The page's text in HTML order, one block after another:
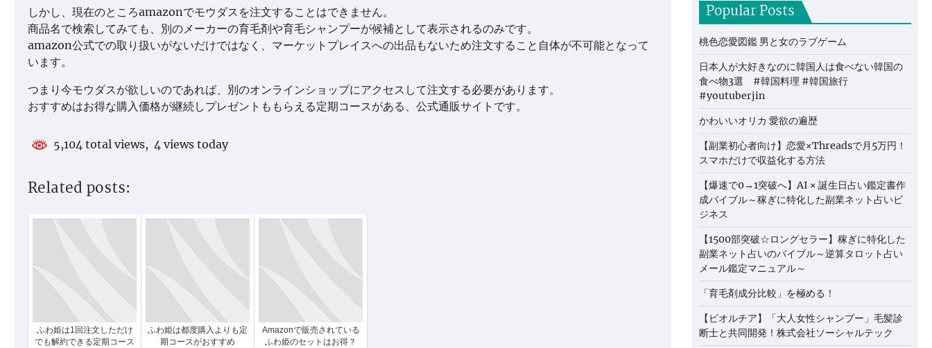
しかし、現在のところamazonでモウダスを注文することはできません。
商品名で検索してみても、別のメーカーの育毛剤や育毛シャンプーが候補として表示されるのみです。
amazon公式での取り扱いがないだけではなく、マーケットプレイスへの出品もないため注文すること自体が不可能となって
います。
つまり今モウダスが欲しいのであれば、別のオンラインショップにアクセスして注文する必要があります。
おすすめはお得な購入価格が継続しプレゼントももらえる定期コースがある、公式通販サイトです。
5,104 total views, 4 views today
Related posts:
ふわ姫は1回注文しただけ
でも解約できる定期コース
ふわ姫は都度購入よりも定
期コースがおすすめ
Amazonで販売されている
ふわ姫のセットはお得？
Popular Posts
桃色恋愛図鑑 男と女のラブゲーム
日本人が大好きなのに韓国人は食べない韓国の
食べ物3選 #韓国料理 #韓国旅行
#youtuberjin
かわいいオリカ 愛欲の遍歴
【副業初心者向け】恋愛×Threadsで月5万円！
スマホだけで収益化する方法
【爆速で0→1突破へ】AI × 誕生日占い鑑定書作
成バイブル～稼ぎに特化した副業ネット占いビ
ジネス
【1500部突破☆ロングセラー】稼ぎに特化した
副業ネット占いのバイブル～逆算タロット占い
メール鑑定マニュアル～
「育毛剤成分比較」を極める！
【ビオルチア】「大人女性シャンプー」毛髪診
断士と共同開発！株式会社ソーシャルテック